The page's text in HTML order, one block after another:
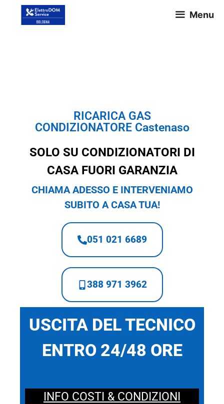
Menu
RICARICA GAS
CONDIZIONATORE Castenaso
SOLO SU CONDIZIONATORI DI
CASA FUORI GARANZIA
CHIAMA ADESSO E INTERVENIAMO
SUBITO A CASA TUA!
051 021 6689
388 971 3962
USCITA DEL TECNICO
ENTRO 24/48 ORE
INFO COSTI & CONDIZIONI